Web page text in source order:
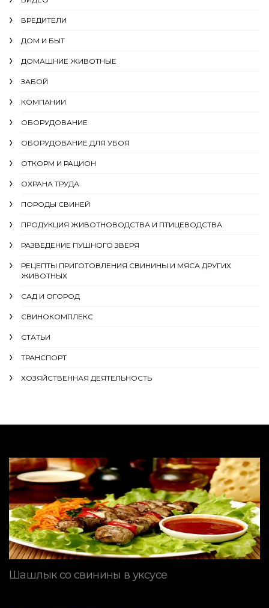
ВРЕДИТЕЛИ
ДОМ И БЫТ
ДОМАШНИЕ ЖИВОТНЫЕ
ЗАБОЙ
КОМПАНИИ
ОБОРУДОВАНИЕ
ОБОРУДОВАНИЕ ДЛЯ УБОЯ
ОТКОРМ И РАЦИОН
ОХРАНА ТРУДА
ПОРОДЫ СВИНЕЙ
ПРОДУКЦИЯ ЖИВОТНОВОДСТВА И ПТИЦЕВОДСТВА
РАЗВЕДЕНИЕ ПУШНОГО ЗВЕРЯ
РЕЦЕПТЫ ПРИГОТОВЛЕНИЯ СВИНИНЫ И МЯСА ДРУГИХ
ЖИВОТНЫХ
САД И ОГОРОД
СВИНОКОМПЛЕКС
СТАТЬИ
ТРАНСПОРТ
ХОЗЯЙСТВЕННАЯ ДЕЯТЕЛЬНОСТЬ
Шашлык со свинины в уксусе